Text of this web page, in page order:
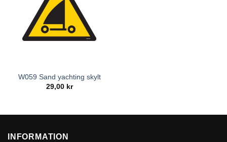
W059 Sand yachting skylt
29,00 kr
INFORMATION